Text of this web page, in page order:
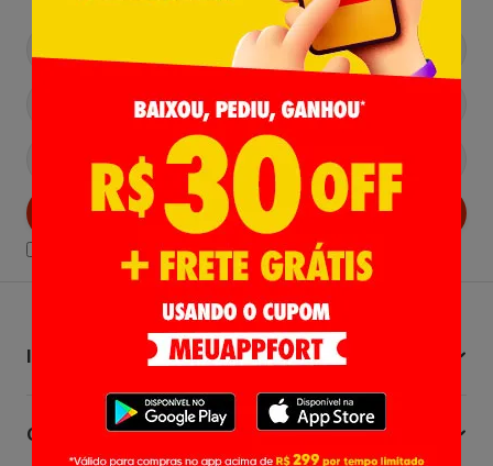
Cadastrar
Declaro estar ciente dasPoliticas de Privacidade.
Institucional
Central de Ajuda